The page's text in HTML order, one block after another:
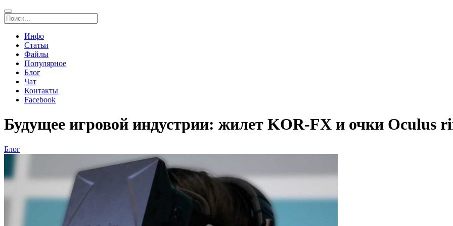
Инфо
Статьи
Файлы
Популярное
Блог
Чат
Контакты
Facebook
Будущее игровой индустрии: жилет KOR-FX и очки Oculus
Блог